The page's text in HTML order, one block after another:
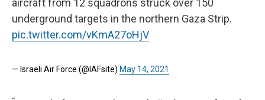
underground targets in the northern Gaza Strip.
pic.twitter.com/vKmA27oHjV
— Israeli Air Force (@IAFsite) May 14, 2021